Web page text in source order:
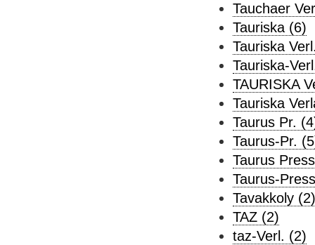
Tauchaer
Tauriska (6)
Tauriska
Tauriska-
TAURISKA
Tauriska
Taurus Pr.
Taurus-Pr.
Taurus
Taurus-
Tavakkoly (2)
TAZ (2)
taz-Verl. (2)